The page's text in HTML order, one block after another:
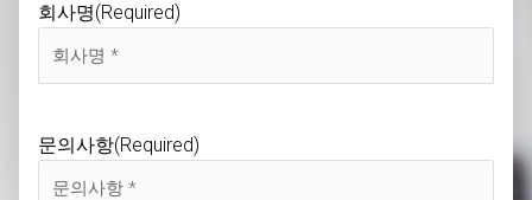
회사명(Required)
문의사항(Required)